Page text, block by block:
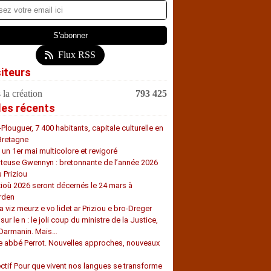
Flux RSS
la création 793 425
récents
Plouguer, 7 400 habitants, capitale culturelle en
un 1er mai multicolore et revigoré
Gwennyn : bretonnante de l’année 2026
Priziou
2026 seront décernés le 24 mars à
a viz meurz e vo lidet ar Priziou e bro-Dreger
le n : le joli coup du ministre de la Justice,
Mais…
abbé Perrot. Nouvelles approches, nouveaux
Pour que vivent nos langues se transforme